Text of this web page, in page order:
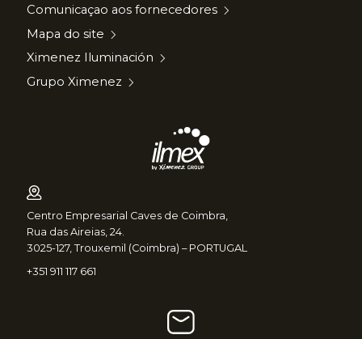
Comunicaçao aos fornecedores
Mapa do site
Ximenez Iluminación
Grupo Ximenez
Centro Empresarial Caves de Coimbra,
Rua das Aireias, 24.
3025-127, Trouxemil (Coimbra) – PORTUGAL
+351 911 117 661